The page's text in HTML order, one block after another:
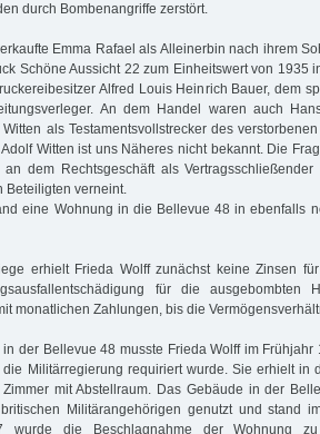
durch Bombenangriffe zerstört.
Emma Rafael als Alleinerbin nach ihrem
Schöne Aussicht 22 zum Einheitswert von 1935
Alfred Louis Heinrich Bauer, dem
An dem Handel waren auch
Witten als Testamentsvollstrecker des
Witten ist uns Näheres nicht bekannt. Die
dem Rechtsgeschäft als
Beteiligten verneint.
eine Wohnung in die Bellevue 48 in ebenfalls
erhielt Frieda Wolff zunächst keine Zinsen
für die ausgebombten
monatlichen Zahlungen, bis die
in der Bellevue 48 musste Frieda Wolff im
die Militärregierung requiriert wurde. Sie erhielt in
mit Abstellraum. Das Gebäude in der
Militärangehörigen genutzt und stand
wurde die Beschlagnahme der Wohnung